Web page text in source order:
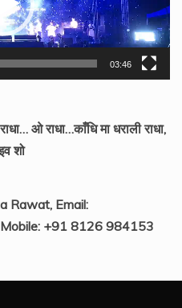
03:46
ओ राधा…काँधि मा धराली राधा,
शो
Rawat, Email:
+91 8126 984153